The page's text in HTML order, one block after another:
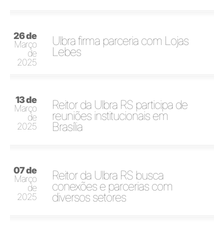
26 de
Março
de
2025
Ulbra firma parceria com Lojas
Lebes
13 de
Março
de
2025
Reitor da Ulbra RS participa de
reuniões institucionais em
Brasília
07 de
Março
de
2025
Reitor da Ulbra RS busca
conexões e parcerias com
diversos setores